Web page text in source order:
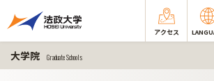
アクセス
大学院 Graduate Schools